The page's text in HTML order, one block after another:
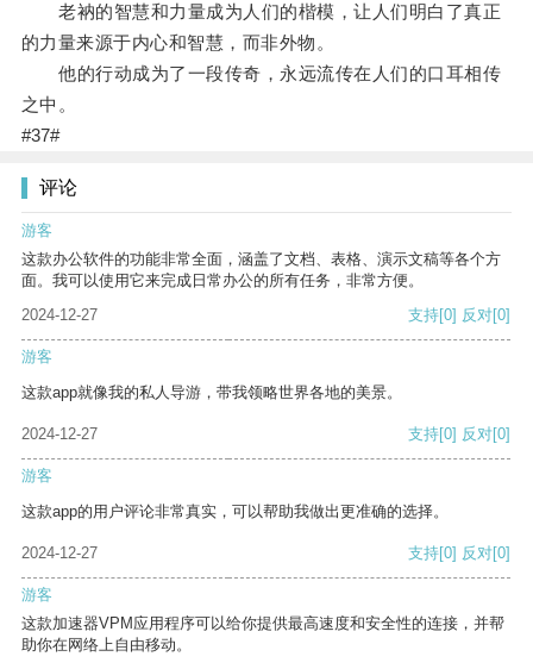
老衲的智慧和力量成为人们的楷模，让人们明白了真正
的力量来源于内心和智慧，而非外物。
他的行动成为了一段传奇，永远流传在人们的口耳相传
之中。
#37#
评论
游客
这款办公软件的功能非常全面，涵盖了文档、表格、演示文稿等各个方
面。我可以使用它来完成日常办公的所有任务，非常方便。
2024-12-27
支持[0] 反对[0]
游客
这款app就像我的私人导游，带我领略世界各地的美景。
2024-12-27 支持[0] 反对[0]
游客
这款app的用户评论非常真实，可以帮助我做出更准确的选择。
2024-12-27 支持[0] 反对[0]
游客
这款加速器VPM应用程序可以给你提供最高速度和安全性的连接，并帮
助你在网络上自由移动。